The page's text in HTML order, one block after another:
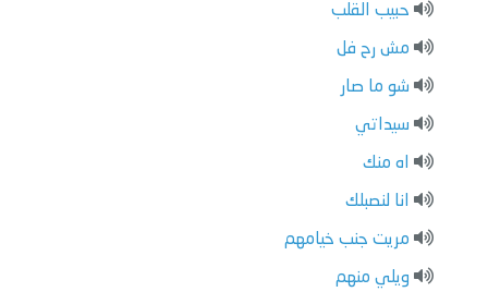
حبيب القلب
مش رح فل
شو ما صار
سيداتي
اه منك
انا لنصبلك
مريت جنب خيامهم
ويلي منهم